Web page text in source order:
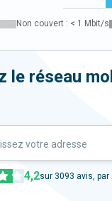
Non couvert : < 1 Mbit/s
le réseau
votre adresse
4,2sur 3093 avis, par